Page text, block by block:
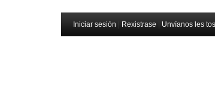
Iniciar sesión Rexistrase Unvíanos les